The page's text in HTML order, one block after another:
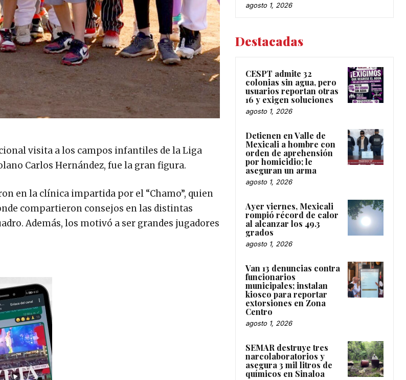
visita a los campos infantiles de la Liga
Carlos Hernández, fue la gran figura.
en la clínica impartida por el “Chamo”, quien
compartieron consejos en las distintas
Además, los motivó a ser grandes jugadores
agosto 1, 2026
Destacadas
CESPT admite 32
colonias sin agua, pero
usuarios reportan otras
16 y exigen soluciones
agosto 1, 2026
Detienen en Valle de
Mexicali a hombre con
orden de aprehensión
por homicidio; le
aseguran un arma
agosto 1, 2026
Ayer viernes, Mexicali
rompió récord de calor
al alcanzar los 49.3
grados
agosto 1, 2026
Van 13 denuncias contra
funcionarios
municipales; instalan
kiosco para reportar
extorsiones en Zona
Centro
agosto 1, 2026
SEMAR destruye tres
narcolaboratorios y
asegura 3 mil litros de
químicos en Sinaloa